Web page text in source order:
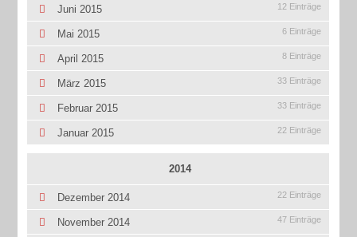
Juni 2015 12 Einträge
Mai 2015 6 Einträge
April 2015 8 Einträge
März 2015 33 Einträge
Februar 2015 33 Einträge
Januar 2015 22 Einträge
2014
Dezember 2014 22 Einträge
November 2014 47 Einträge